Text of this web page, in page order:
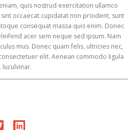
quis nostrud exercitation ullamco
occaecat cupidatat non proident, sunt
consequat massa quis enim. Donec
acer sem neque sed ipsum. Nam
mus. Donec quam felis, ultricies nec,
elit. Aenean commodo ligula